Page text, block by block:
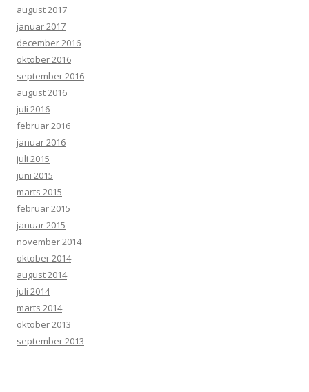
august 2017
januar 2017
december 2016
oktober 2016
september 2016
august 2016
juli 2016
februar 2016
januar 2016
juli 2015
juni 2015
marts 2015
februar 2015
januar 2015
november 2014
oktober 2014
august 2014
juli 2014
marts 2014
oktober 2013
september 2013